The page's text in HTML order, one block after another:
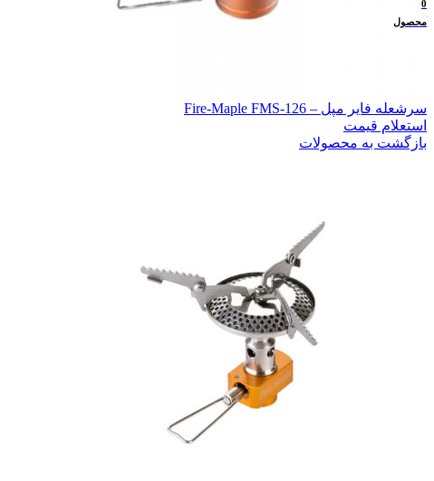
0
محصول/
0 تومان
سرشعله فایر مپل – Fire-Maple FMS-126
استعلام قیمت
بازگشت به محصولات